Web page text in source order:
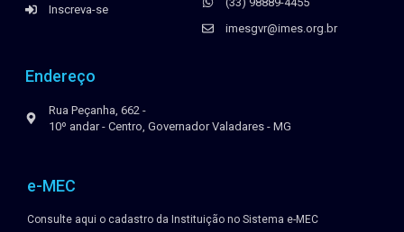
Inscreva-se
imesgvr@imes.org.br
Endereço
Rua Peçanha, 662 -
10º andar - Centro, Governador Valadares - MG
e-MEC
Consulte aqui o cadastro da Instituição no Sistema e-MEC